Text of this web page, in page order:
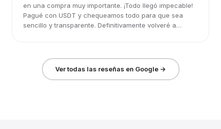
en una compra muy importante. ¡Todo llegó impecable!
Pagué con USDT y chequeamos todo para que sea
sencillo y transparente. Definitivamente volveré a
Ver todas las reseñas en Google →